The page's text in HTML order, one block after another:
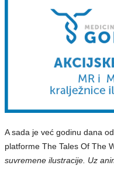
A sada je već godinu dana
platforme The Tales Of The
suvremene ilustracije. Uz